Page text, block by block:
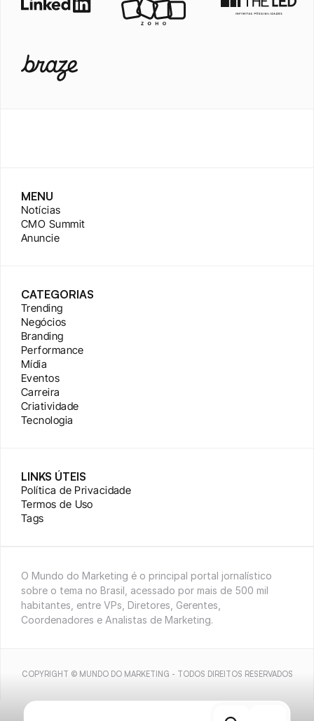
MENU
Notícias
CMO Summit
Anuncie
CATEGORIAS
Trending
Negócios
Branding
Performance
Mídia
Eventos
Carreira
Criatividade
Tecnologia
LINKS ÚTEIS
Política de Privacidade
Termos de Uso
Tags
O Mundo do Marketing é o principal portal jornalístico
sobre o tema no Brasil, acessado por mais de 500 mil
habitantes, entre VPs, Diretores, Gerentes,
Coordenadores e Analistas de Marketing.
COPYRIGHT © MUNDO DO MARKETING - TODOS DIREITOS RESERVADOS